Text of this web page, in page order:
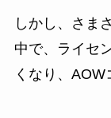
しかし、さま
中で、ライセ
くなり、AOW